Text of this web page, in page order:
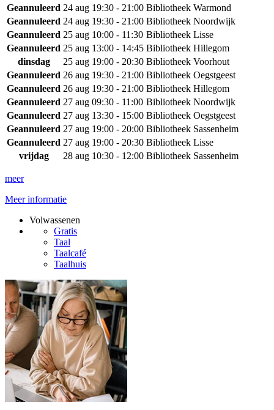
Geannuleerd 24 aug 19:30 - 21:00 Bibliotheek Warmond
Geannuleerd 24 aug 19:30 - 21:00 Bibliotheek Noordwijk
Geannuleerd 25 aug 10:00 - 11:30 Bibliotheek Lisse
Geannuleerd 25 aug 13:00 - 14:45 Bibliotheek Hillegom
dinsdag
25 aug 19:00 - 20:30 Bibliotheek Voorhout
Geannuleerd 26 aug 19:30 - 21:00 Bibliotheek Oegstgeest
Geannuleerd 26 aug 19:30 - 21:00 Bibliotheek Hillegom
Geannuleerd 27 aug 09:30 - 11:00 Bibliotheek Noordwijk
Geannuleerd 27 aug 13:30 - 15:00 Bibliotheek Oegstgeest
Geannuleerd 27 aug 19:00 - 20:00 Bibliotheek Sassenheim
Geannuleerd 27 aug 19:00 - 20:30 Bibliotheek Lisse
vrijdag
28 aug 10:30 - 12:00 Bibliotheek Sassenheim
meer
Meer informatie
Volwassenen
Gratis
Taal
Taalcafé
Taalhuis